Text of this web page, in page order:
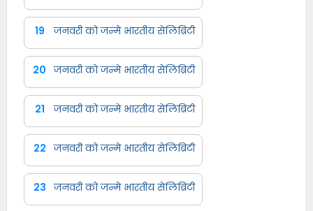
19 जनवरी को जन्मे भारतीय सेलिब्रिटी
20 जनवरी को जन्मे भारतीय सेलिब्रिटी
21 जनवरी को जन्मे भारतीय सेलिब्रिटी
22 जनवरी को जन्मे भारतीय सेलिब्रिटी
23 जनवरी को जन्मे भारतीय सेलिब्रिटी